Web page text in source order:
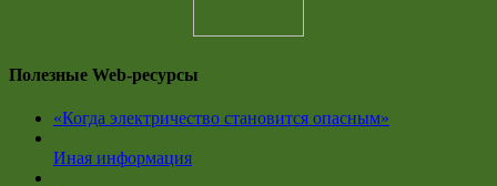
Полезные Web-ресурсы
«Когда электричество становится опасным»
Иная информация